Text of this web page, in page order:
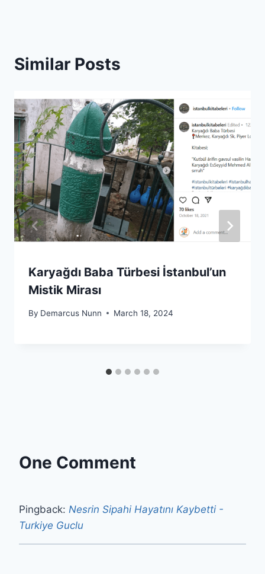
Similar Posts
Karyağdı Baba Türbesi İstanbul’un
Mistik Mirası
By Demarcus Nunn March 18, 2024
One Comment
Pingback: Nesrin Sipahi Hayatını Kaybetti -
Turkiye Guclu